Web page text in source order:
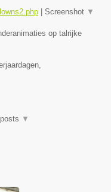
Screenshot ▼
op talrijke
▼